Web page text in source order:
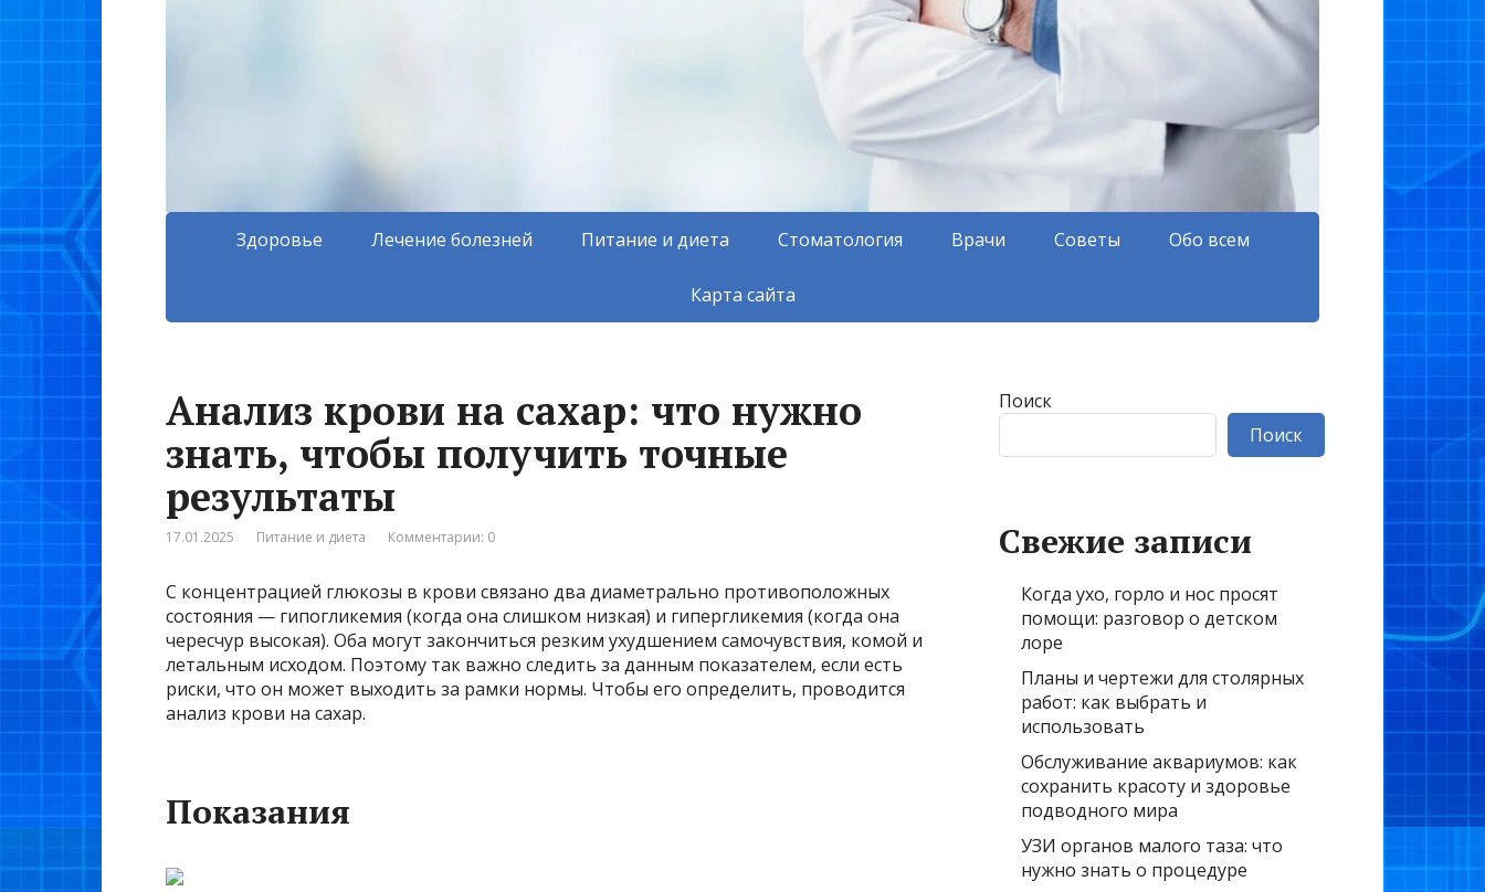
Здоровье Лечение болезней Питание и диета Стоматология Врачи Советы Обо всем
Карта сайта
Анализ крови на сахар: что нужно
знать, чтобы получить точные
результаты
17.01.2025 Питание и диета Комментарии: 0
С концентрацией глюкозы в крови связано два диаметрально противоположных
состояния — гипогликемия (когда она слишком низкая) и гипергликемия (когда она
чересчур высокая). Оба могут закончиться резким ухудшением самочувствия, комой и
летальным исходом. Поэтому так важно следить за данным показателем, если есть
риски, что он может выходить за рамки нормы. Чтобы его определить, проводится
анализ крови на сахар.
Показания
Поиск
Поиск
Свежие записи
Когда ухо, горло и нос просят
помощи: разговор о детском
лоре
Планы и чертежи для столярных
работ: как выбрать и
использовать
Обслуживание аквариумов: как
сохранить красоту и здоровье
подводного мира
УЗИ органов малого таза: что
нужно знать о процедуре